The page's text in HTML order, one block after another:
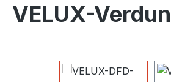
VELUX-
Bildergalerie überspringen